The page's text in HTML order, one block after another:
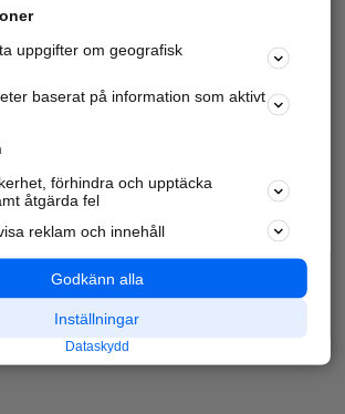
uppgifter om geografisk
baserat på information som aktivt
förhindra och upptäcka
åtgärda fel
reklam och innehåll
Godkänn alla
Inställningar
Dataskydd